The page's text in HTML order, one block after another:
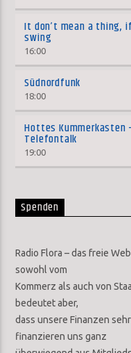
It don’t mean a thing,
swing
16:00
Südnordfunk
18:00
Hottes Kummerkasten
Telefontalk
19:00
Spenden
Radio Flora – das freie
sowohl vom
Kommerz als auch von
bedeutet aber,
dass unsere Finanzen
finanzieren uns ganz